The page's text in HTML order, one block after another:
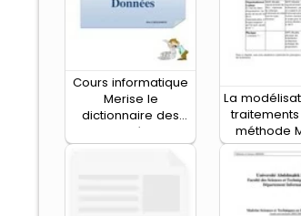
Cours informatique
Merise le
dictionnaire des
données
La
méthode